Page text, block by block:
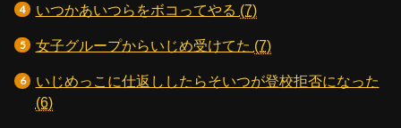
いつかあいつらをボコってやる (7)
女子グループからいじめ受けてた (7)
いじめっこに仕返ししたらそいつが登校拒否になった
(6)